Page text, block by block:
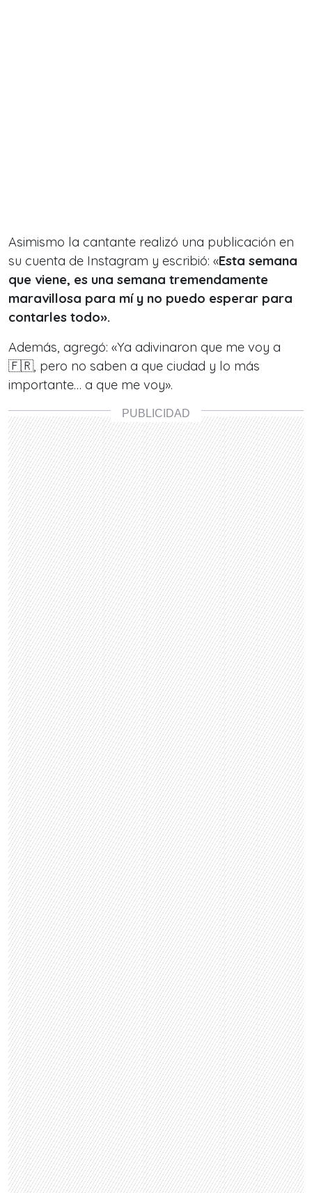
Asimismo la cantante realizó una publicación en
su cuenta de Instagram y escribió: «Esta semana
que viene, es una semana tremendamente
maravillosa para mí y no puedo esperar para
contarles todo».
Además, agregó: «Ya adivinaron que me voy a
🇫🇷, pero no saben a que ciudad y lo más
importante… a que me voy».